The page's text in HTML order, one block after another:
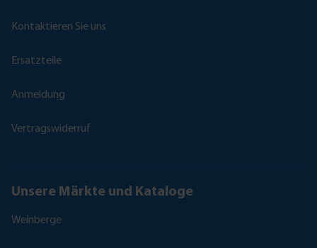
Kontaktieren Sie uns
Ersatzteile
Anmeldung
Vertragswiderruf
Unsere Märkte und Kataloge
Weinberge